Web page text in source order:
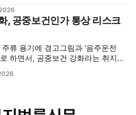
있다. 재택의료센터
로 의료기관 이용이 어렵다고 판단
으로, (한)의사·간호사·사회복지사
가정을 방문해 건강관리서비스
, 공중보건인가 통상 리스크
류 용기에 경고그림과 ‘음주운전
하면서, 공중보건 강화라는 취지와
체 부담, 소비자 선택권 등 다양한